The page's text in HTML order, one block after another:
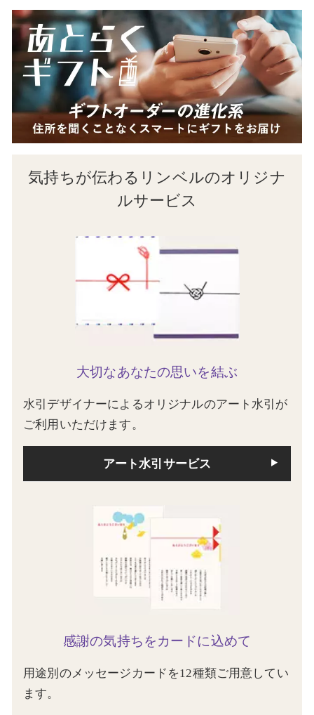
気持ちが伝わるリンベルのオリジナ
ルサービス
大切なあなたの思いを結ぶ
水引デザイナーによるオリジナルのアート水引が
ご利用いただけます。
アート水引サービス
感謝の気持ちをカードに込めて
用途別のメッセージカードを12種類ご用意してい
ます。